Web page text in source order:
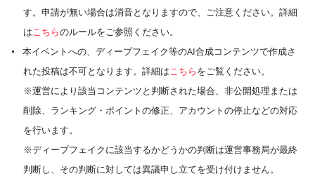
す。申請が無い場合は消音となりますので、ご注意ください。詳細
はこちらのルールをご参照ください。
本イベントへの、ディープフェイク等のAI合成コンテンツで作成さ
れた投稿は不可となります。詳細はこちらをご覧ください。
※運営により該当コンテンツと判断された場合、非公開処理または
削除、ランキング・ポイントの修正、アカウントの停止などの対応
を行います。
※ディープフェイクに該当するかどうかの判断は運営事務局が最終
判断し、その判断に対しては異議申し立てを受け付けません。